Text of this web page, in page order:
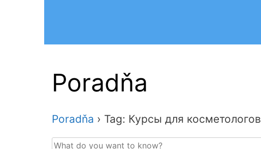
Poradňa
Poradňa › Tag: Курсы для косметологов